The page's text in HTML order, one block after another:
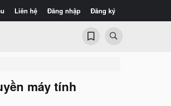
Liên hệ Đăng nhập Đăng ký
máy tính